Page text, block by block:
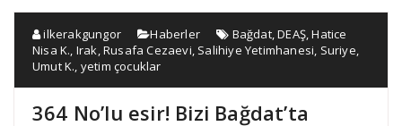
ilkerakgungor Haberler Bağdat,DEAŞ,Hatice
Nisa K., Irak,Rusafa Cezaevi, Salihiye Yetimhanesi, Suriye,
Umut K., yetim çocuklar
364 No’lu esir! Bizi Bağdat’ta